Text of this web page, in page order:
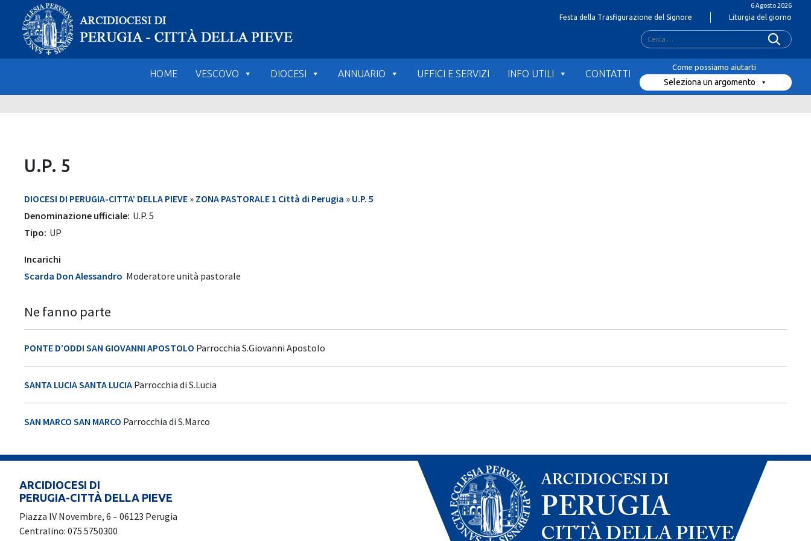
content
6 Agosto 2026
Festa della Trasfigurazione del Signore Liturgia del giorno
Ricerca
per:
HOME VESCOVO DIOCESI ANNUARIO UFFICI E SERVIZI INFO UTILI CONTATTI
Seleziona un argomento
U.P. 5
DIOCESI DI PERUGIA-CITTA’ DELLA PIEVE » ZONA PASTORALE 1 Città di Perugia » U.P. 5
Denominazione ufficiale: U.P. 5
Tipo: UP
Incarichi
Scarda Don Alessandro Moderatore unità pastorale
Ne fanno parte
PONTE D’ODDI SAN GIOVANNI APOSTOLO Parrocchia S.Giovanni Apostolo
SANTA LUCIA SANTA LUCIA Parrocchia di S.Lucia
SAN MARCO SAN MARCO Parrocchia di S.Marco
ARCIDIOCESI DI
PERUGIA-CITTÀ DELLA PIEVE
Piazza IV Novembre, 6 – 06123 Perugia
Centralino: 075 5750300